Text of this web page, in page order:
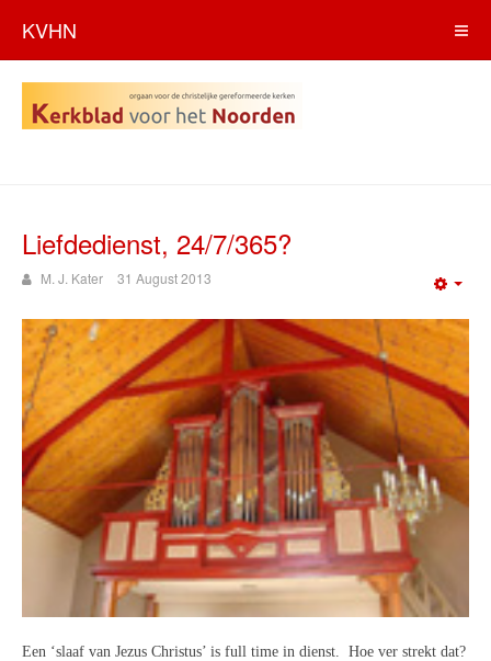
KVHN
Liefdedienst, 24/7/365?
M. J. Kater 31 August 2013
Een ‘slaaf van Jezus Christus’ is full time in dienst. Hoe ver strekt dat?